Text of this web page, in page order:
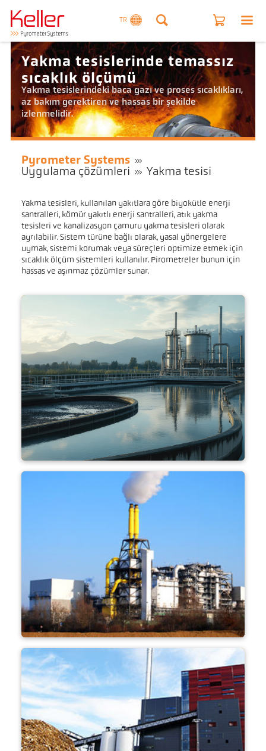
TR
Yakma tesislerinde temassız
sıcaklık ölçümü
Yakma tesislerindeki baca gazı ve proses sıcaklıkları,
az bakım gerektiren ve hassas bir şekilde
izlenmelidir.
Pyrometer Systems
Uygulama çözümleri
Yakma tesisi
Yakma tesisleri, kullanılan yakıtlara göre biyokütle enerji
santralleri, kömür yakıtlı enerji santralleri, atık yakma
tesisleri ve kanalizasyon çamuru yakma tesisleri olarak
ayrılabilir. Sistem türüne bağlı olarak, yasal yönergelere
uymak, sistemi korumak veya süreçleri optimize etmek için
sıcaklık ölçüm sistemleri kullanılır. Pirometreler bunun için
hassas ve aşınmaz çözümler sunar.
Arıtma çamuru yakma
atık yakma